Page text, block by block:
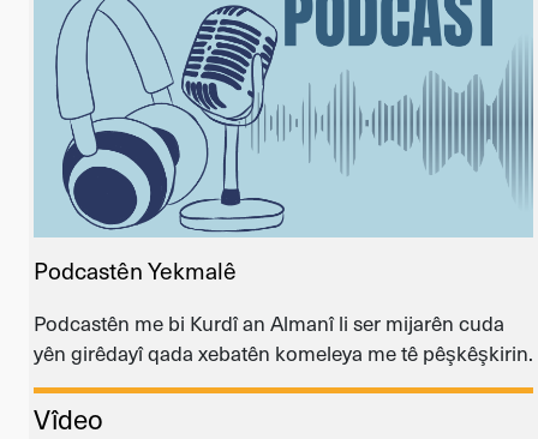
Podcastên Yekmalê
Podcastên me bi Kurdî an Almanî li ser mijarên cuda
yên girêdayî qada xebatên komeleya me tê pêşkêşkirin.
Vîdeo